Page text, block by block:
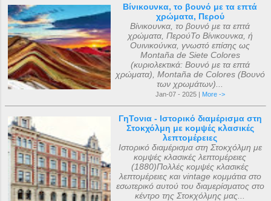
Βίνικουνκα, το βουνό με τα επτά
χρώματα, Περού
Βίνικουνκα, το βουνό με τα επτά
χρώματα, ΠερούΤο Βίνικουνκα, ή
Ουινικούνκα, γνωστό επίσης ως
Montaña de Siete Colores
(κυριολεκτικά: Βουνό με τα επτά
χρώματα), Montaña de Colores (Βουνό
των χρωμάτων)...
Jan-07 - 2025 | More ->
ΓηΤονια - Ιστορικό διαμέρισμα στη
Στοκχόλμη με κομψές κλασικές
λεπτομέρειες
Ιστορικό διαμέρισμα στη Στοκχόλμη με
κομψές κλασικές λεπτομέρειες
(1880)Πολλές κομψές κλασικές
λεπτομέρειες και vintage κομμάτια στο
εσωτερικό αυτού του διαμερίσματος στο
κέντρο της Στοκχόλμης μας...